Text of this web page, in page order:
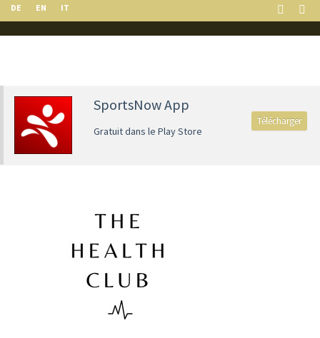
DE EN IT
SportsNow App
Gratuit dans le Play Store
Télécharger